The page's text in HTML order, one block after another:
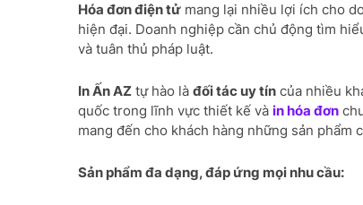
Hóa đơn điện tử mang lại nhiều lợi ích cho
hiện đại. Doanh nghiệp cần chủ động tìm
và tuân thủ pháp luật.
In Ấn AZ tự hào là đối tác uy tín của nhiều
quốc trong lĩnh vực thiết kế và in hóa đơn
mang đến cho khách hàng những sản phẩm
Sản phẩm đa dạng, đáp ứng mọi nhu cầu: